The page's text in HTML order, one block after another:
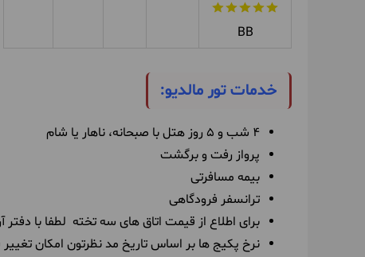
BB
خدمات تور مالدیو:
4 شب و 5 روز هتل با صبحانه، ناهار یا شام
پرواز رفت و برگشت
بیمه مسافرتی
ترانسفر فرودگاهی
برای اطلاع از قیمت اتاق های سه تخته لطفا با دفتر
نرخ پکیج ها بر اساس تاریخ مد نظرتون امکان تغییر